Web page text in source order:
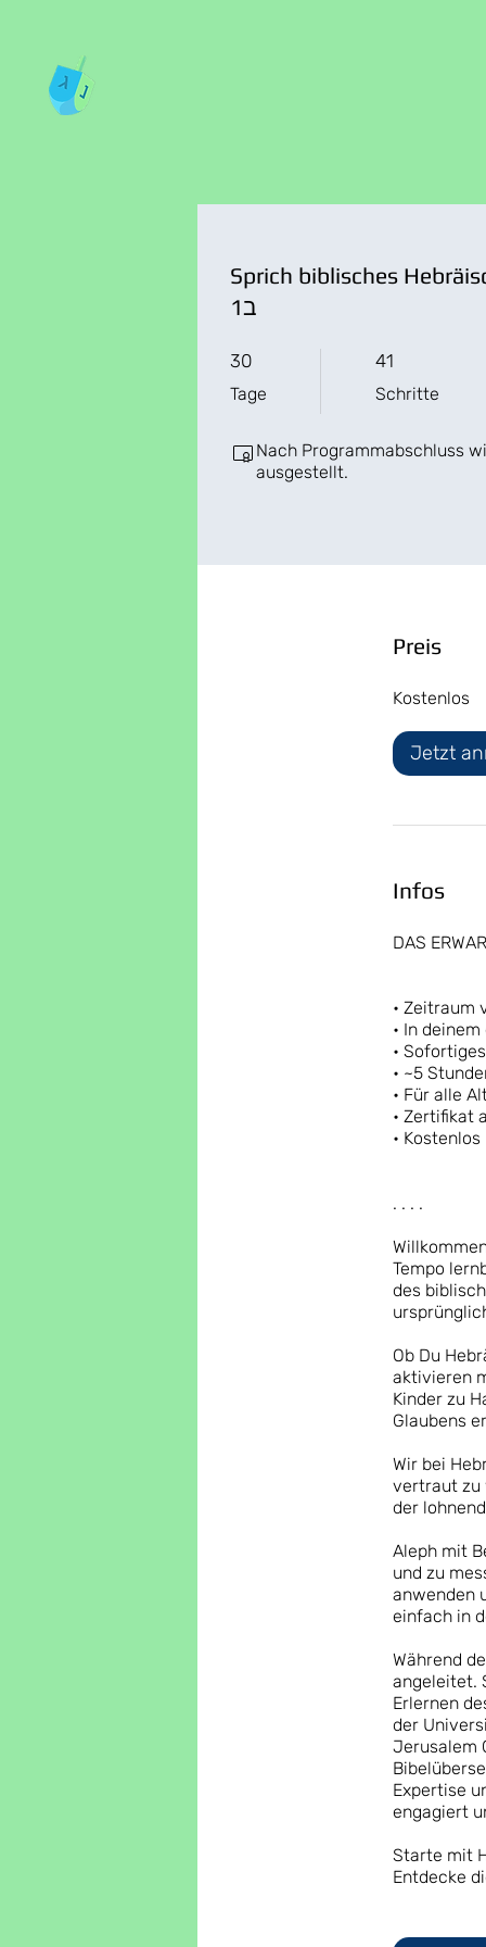
Sprich biblisches
1ב
30
Tage
30 Tage 41
Schritte
41 Schritte
Nach Programmabschluss
ausgestellt.
Preis
Kostenlos
Jetzt
Infos
DAS
• Zeitraum
• In
•
• ~5
• Für alle
• Zertifikat
• Kostenlos
. . . .
Tempo
des
Ob Du
aktivieren
Kinder zu
Glaubens
Wir bei
vertraut zu
der
Aleph mit
und zu
anwenden
einfach in
Während
angeleitet.
Erlernen
der
Jerusalem
Expertise
engagiert
Starte mit
Entdecke